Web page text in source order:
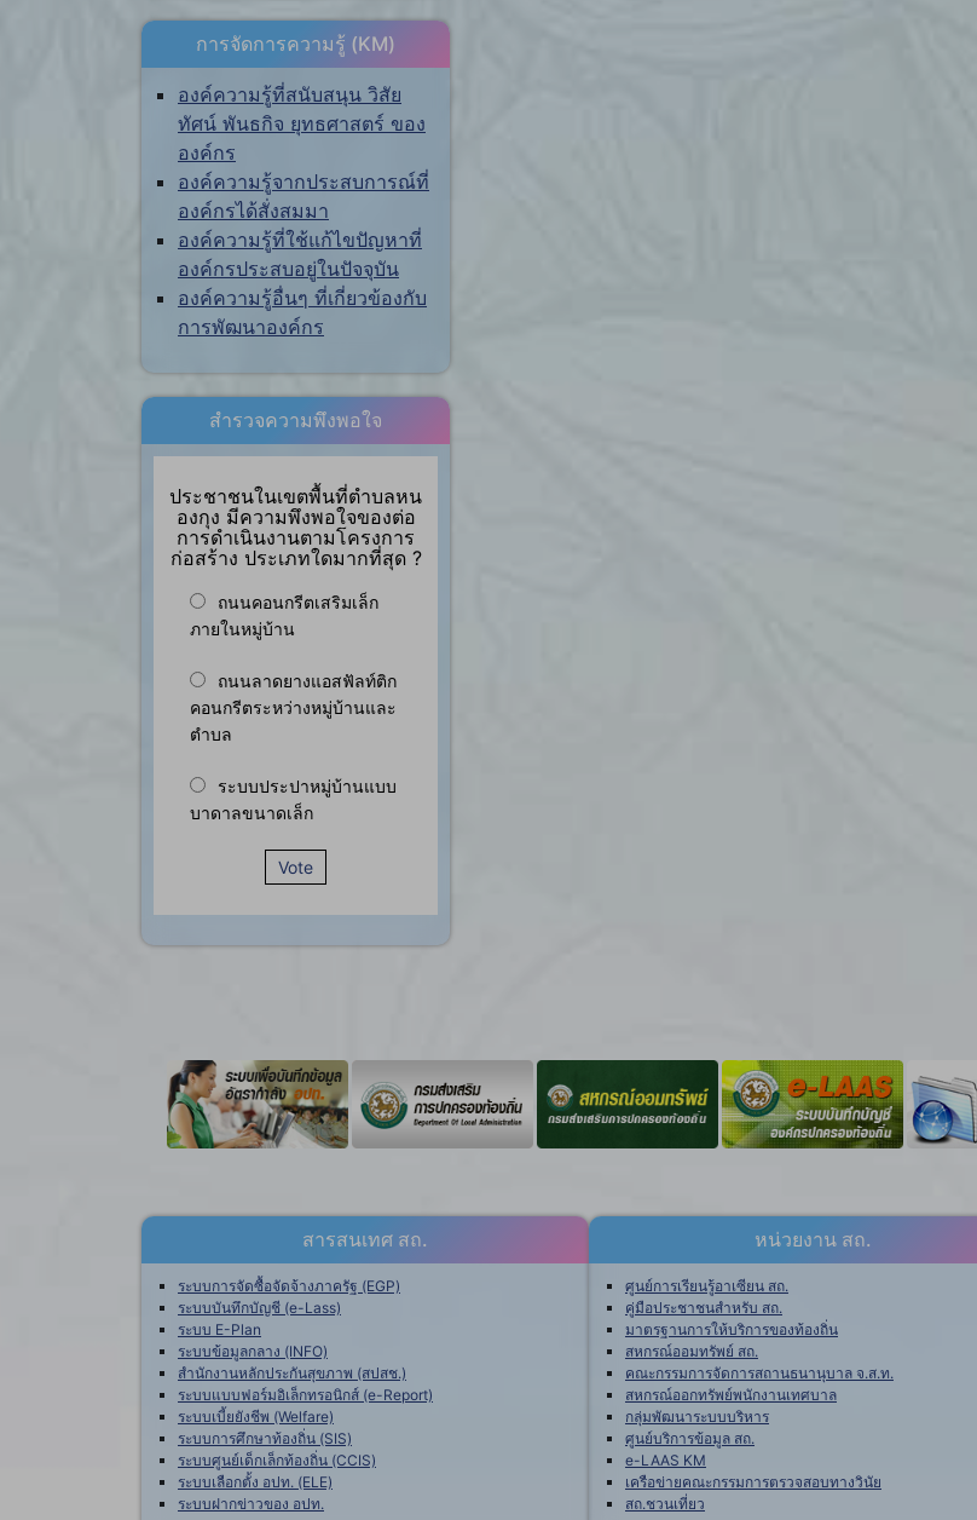
การจัดการความรู้ (KM)
องค์ความรู้ที่สนับสนุน วิสัย
ทัศน์ พันธกิจ ยุทธศาสตร์ ของ
องค์กร
องค์ความรู้จากประสบการณ์ที่
องค์กรได้สั่งสมมา
องค์ความรู้ที่ใช้แก้ไขปัญหาที่
องค์กรประสบอยู่ในปัจจุบัน
องค์ความรู้อื่นๆ ที่เกี่ยวข้องกับ
การพัฒนาองค์กร
สำรวจความพึงพอใจ
ประชาชนในเขตพื้นที่ตำบลหน
องกุง มีความพึงพอใจของต่อ
การดำเนินงานตามโครงการ
ก่อสร้าง ประเภทใดมากที่สุด ?
ถนนคอนกรีตเสริมเล็ก
ภายในหมู่บ้าน
ถนนลาดยางแอสฟัลท์ติก
คอนกรีตระหว่างหมู่บ้านและ
ตำบล
ระบบประปาหมู่บ้านแบบ
บาดาลขนาดเล็ก
Vote
สารสนเทศ สถ.
ระบบการจัดซื้อจัดจ้างภาครัฐ (EGP)
ระบบบันทึกบัญชี (e-Lass)
ระบบ E-Plan
ระบบข้อมูลกลาง (INFO)
สำนักงานหลักประกันสุขภาพ (สปสช.)
ระบบแบบฟอร์มอิเล็กทรอนิกส์ (e-Report)
ระบบเบี้ยยังชีพ (Welfare)
ระบบการศึกษาท้องถิ่น (SIS)
ระบบศูนย์เด็กเล็กท้องถิ่น (CCIS)
ระบบเลือกตั้ง อปท. (ELE)
ระบบฝากข่าวของ อปท.
หน่วยงาน สถ.
ศูนย์การเรียนรู้อาเซียน สถ.
คู่มือประชาชนสำหรับ สถ.
มาตรฐานการให้บริการของท้องถิ่น
สหกรณ์ออมทรัพย์ สถ.
คณะกรรมการจัดการสถานธนานุบาล จ.ส.ท.
สหกรณ์ออกทรัพย์พนักงานเทศบาล
กลุ่มพัฒนาระบบบริหาร
ศูนย์บริการข้อมูล สถ.
e-LAAS KM
เครือข่ายคณะกรรมการตรวจสอบทางวินัย
สถ.ชวนเที่ยว